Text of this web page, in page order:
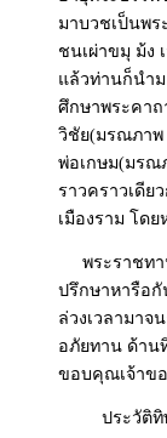
มาบวชเป็นพร
ชนเผ่าขมุ ม้ง
แล้วท่านก็นำ
ศึกษาพระคาถ
วิชัย(มรณภาพ
พ่อเกษม(มรณ
ราวคราวเดีย
เมืองราม โด
พระราชทา
ปรึกษาหารือกั
ล่วงเวลามาจ
อภัยทาน ด้าน
ขอบคุณเจ้าข
ประวัติทิพ